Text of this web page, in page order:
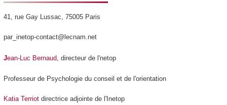
41, rue Gay Lussac, 75005 Paris
par_inetop-contact@lecnam.net
Jean-Luc Bernaud, directeur de l'netop
Professeur de Psychologie du conseil et de l'orientation
Katia Terriotdirectrice adjointe de l'Inetop